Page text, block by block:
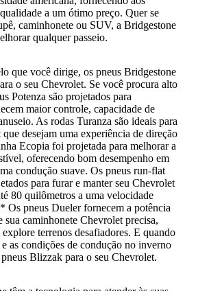
a um ótimo preço. Quer se
caminhonete ou SUV, a Bridgestone
qualquer passeio.
que você dirige, os pneus Bridgestone
o seu Chevrolet. Se você procura alto
Potenza são projetados para
maior controle, capacidade de
As rodas Turanza são ideais para
desejam uma experiência de direção
Ecopia foi projetada para melhorar a
oferecendo bom desempenho em
condução suave. Os pneus run-flat
para furar e manter seu Chevrolet
80 quilômetros a uma velocidade
Os pneus Dueler fornecem a potência
sua caminhonete Chevrolet precisa,
terrenos desafiadores. E quando
as condições de condução no inverno
Blizzak para o seu Chevrolet.